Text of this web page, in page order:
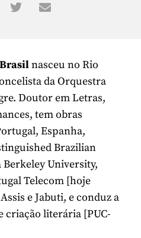
nasceu no Rio
da Orquestra
Doutor em Letras,
tem obras
Espanha,
Brazilian
University,
Telecom [hoje
e Jabuti, e conduz a
criação literária [PUC-